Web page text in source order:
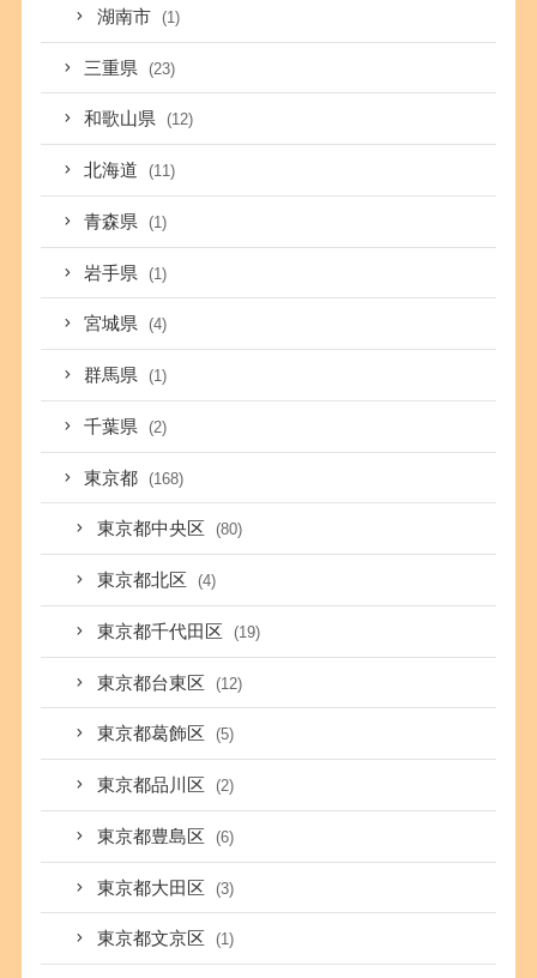
湖南市 (1)
三重県 (23)
和歌山県 (12)
北海道 (11)
青森県 (1)
岩手県 (1)
宮城県 (4)
群馬県 (1)
千葉県 (2)
東京都 (168)
東京都中央区 (80)
東京都北区 (4)
東京都千代田区 (19)
東京都台東区 (12)
東京都葛飾区 (5)
東京都品川区 (2)
東京都豊島区 (6)
東京都大田区 (3)
東京都文京区 (1)